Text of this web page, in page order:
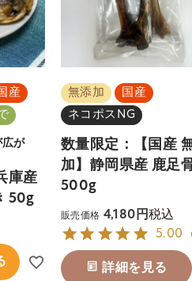
産
広が
庫産
50g
無添加
国産
ネコポスNG
数量限定：【国産
加】静岡県産 鹿足
500g
販売価格 4,180 税込
5.00
詳細を見る